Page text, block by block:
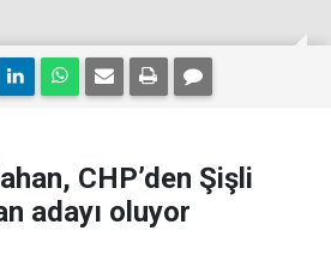
CHP’den Şişli
adayı oluyor